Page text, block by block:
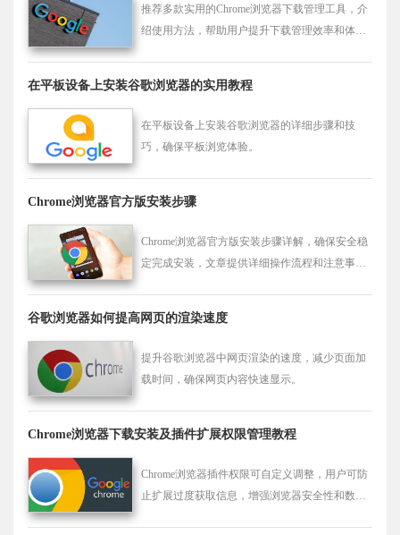
推荐多款实用的Chrome浏览器下载管理工具，介
绍使用方法，帮助用户提升下载管理效率和体
在平板设备上安装谷歌浏览器的实用教程
在平板设备上安装谷歌浏览器的详细步骤和技
巧，确保平板浏览体验。
Chrome浏览器官方版安装步骤
Chrome浏览器官方版安装步骤详解，确保安全稳
定完成安装，文章提供详细操作流程和注意事
谷歌浏览器如何提高网页的渲染速度
提升谷歌浏览器中网页渲染的速度，减少页面加
载时间，确保网页内容快速显示。
Chrome浏览器下载安装及插件扩展权限管理教程
Chrome浏览器插件权限可自定义调整，用户可防
止扩展过度获取信息，增强浏览器安全性和数据